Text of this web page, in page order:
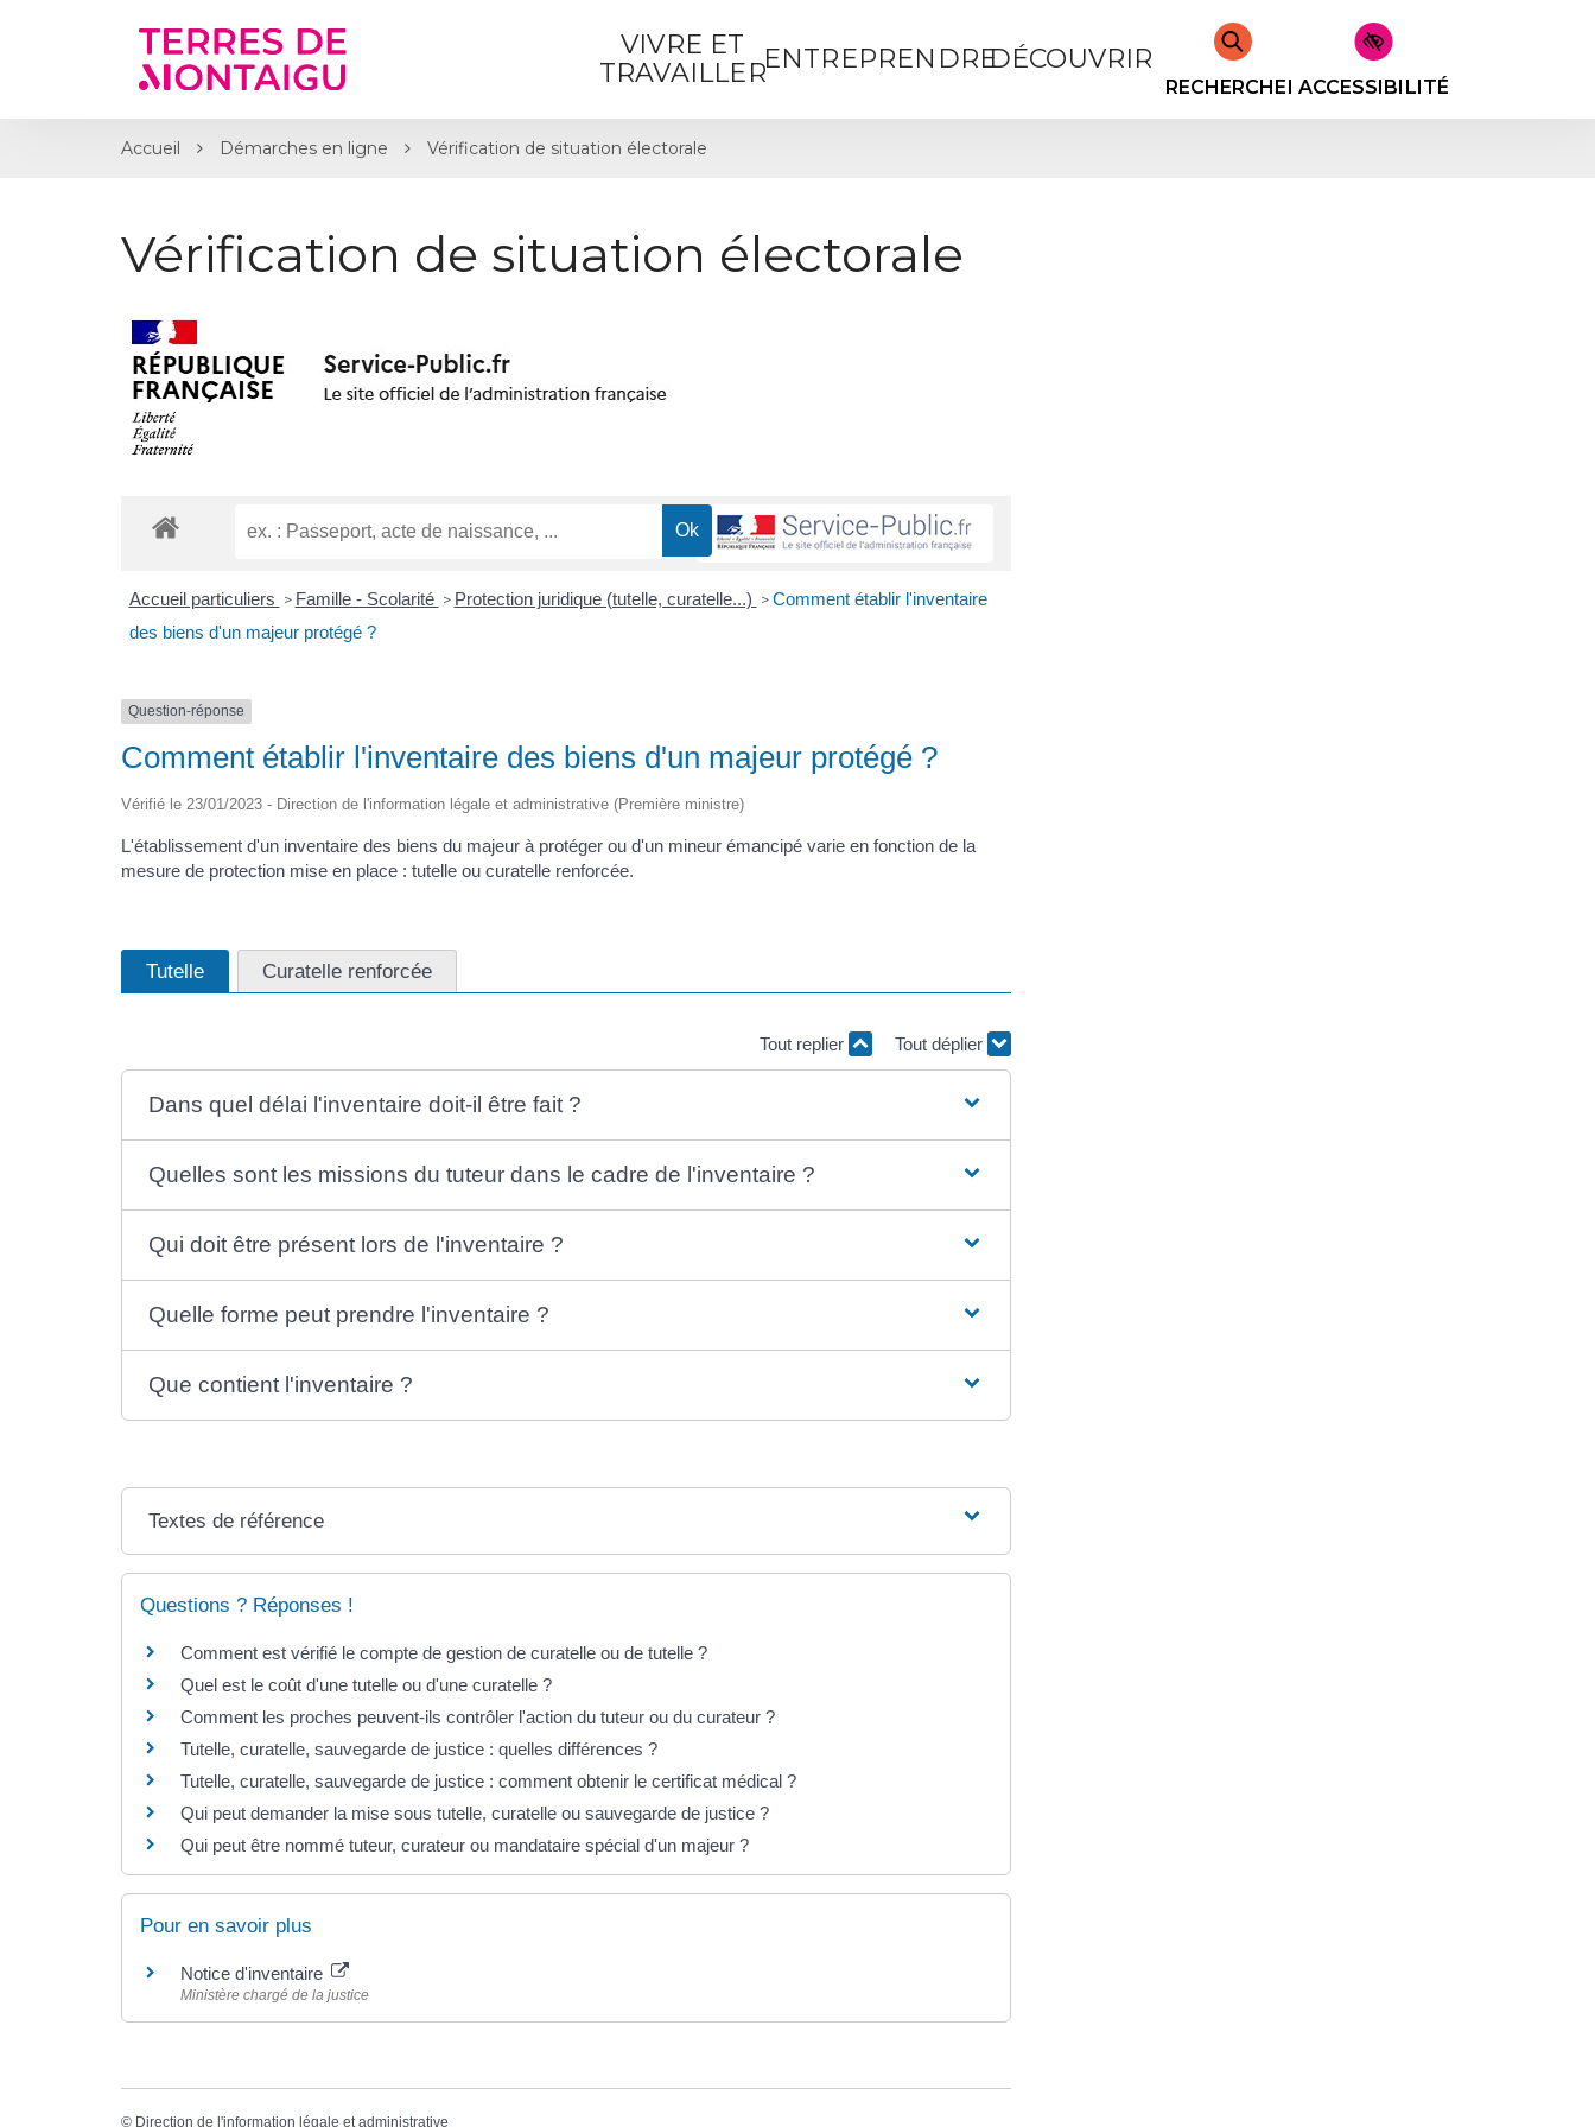
VIVRE ET
TRAVAILLERENTREPRENDREDÉCOUVRIR
RECHERCHERACCESSIBILITÉ
Accueil Démarches en ligne Vérification de situation électorale
Vérification de situation électorale
Accueil particuliers > Famille - Scolarité > Protection juridique (tutelle, curatelle...) > Comment établir l'inventaire
des biens d'un majeur protégé ?
Question-réponse
Comment établir l'inventaire des biens d'un majeur protégé ?
Vérifié le 23/01/2023 - Direction de l'information légale et administrative (Première ministre)
L'établissement d'un inventaire des biens du majeur à protéger ou d'un mineur émancipé varie en fonction de la
mesure de protection mise en place : tutelle ou curatelle renforcée.
Tutelle Curatelle renforcée
Tout replier Tout déplier
Dans quel délai l'inventaire doit-il être fait ?
Quelles sont les missions du tuteur dans le cadre de l'inventaire ?
Qui doit être présent lors de l'inventaire ?
Quelle forme peut prendre l'inventaire ?
Que contient l'inventaire ?
Textes de référence
Questions ? Réponses !
Comment est vérifié le compte de gestion de curatelle ou de tutelle ?
Quel est le coût d'une tutelle ou d'une curatelle ?
Comment les proches peuvent-ils contrôler l'action du tuteur ou du curateur ?
Tutelle, curatelle, sauvegarde de justice : quelles différences ?
Tutelle, curatelle, sauvegarde de justice : comment obtenir le certificat médical ?
Qui peut demander la mise sous tutelle, curatelle ou sauvegarde de justice ?
Qui peut être nommé tuteur, curateur ou mandataire spécial d'un majeur ?
Pour en savoir plus
Notice d'inventaire
Ministère chargé de la justice
© Direction de l'information légale et administrative